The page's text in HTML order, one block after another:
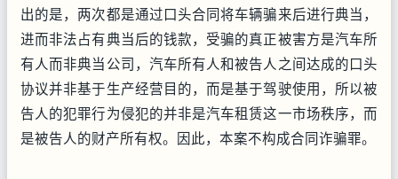
出的是，两次都是通过口头合同将车辆骗来后进行典当，
进而非法占有典当后的钱款，受骗的真正被害方是汽车所
有人而非典当公司，汽车所有人和被告人之间达成的口头
协议并非基于生产经营目的，而是基于驾驶使用，所以被
告人的犯罪行为侵犯的并非是汽车租赁这一市场秩序，而
是被告人的财产所有权。因此，本案不构成合同诈骗罪。